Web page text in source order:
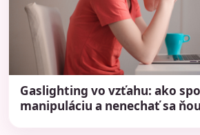
Gaslighting vo vzťahu: ako
manipuláciu a nenechať sa